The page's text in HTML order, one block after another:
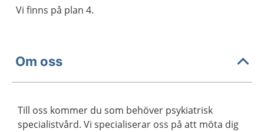
Vi finns på plan 4.
Om oss
Till oss kommer du som behöver psykiatrisk
specialistvård. Vi specialiserar oss på att möta dig